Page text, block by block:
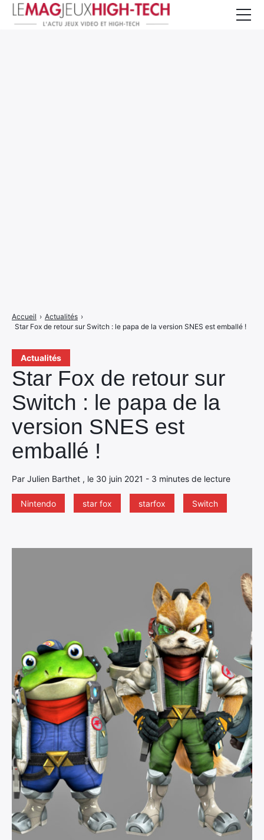
Actualités
Star Fox de retour sur
Switch : le papa de la
version SNES est
emballé !
Par Julien Barthet , le 30 juin 2021 - 3 minutes de lecture
Nintendo star fox starfox Switch
Accueil › Actualités ›
Star Fox de retour sur Switch : le papa de la version SNES est emballé !